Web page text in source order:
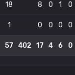
18 8 0 1 0
1 0 0 0 0
57 402 17 4 6 0